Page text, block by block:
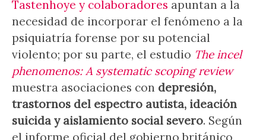
Tastenhoye y colaboradores apuntan a la
necesidad de incorporar el fenómeno a la
psiquiatría forense por su potencial
violento; por su parte, el estudio The incel
phenomenos: A systematic scoping review
muestra asociaciones con depresión,
trastornos del espectro autista, ideación
suicida y aislamiento social severo. Según
el informe oficial del gobierno británico,